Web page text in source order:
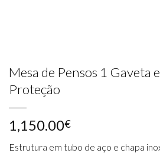
Mesa de Pensos 1 Gaveta
Proteção
1,150.00€
Estrutura em tubo de aço e chapa